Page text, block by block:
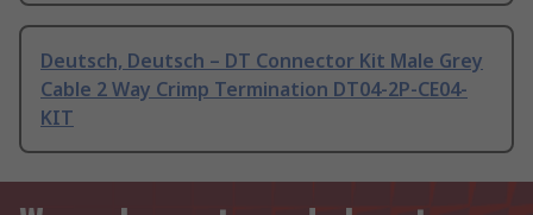
Deutsch, Deutsch – DT Connector Kit Male Grey
Cable 2 Way Crimp Termination DT04-2P-CE04-
KIT